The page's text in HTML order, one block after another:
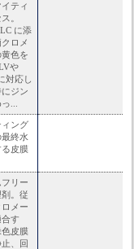
ティ
。
に添
ロメ
色を
や
対応し
ジン
...
ィング
終水
皮膜
リー
。従
メー
合す
色皮膜
、回